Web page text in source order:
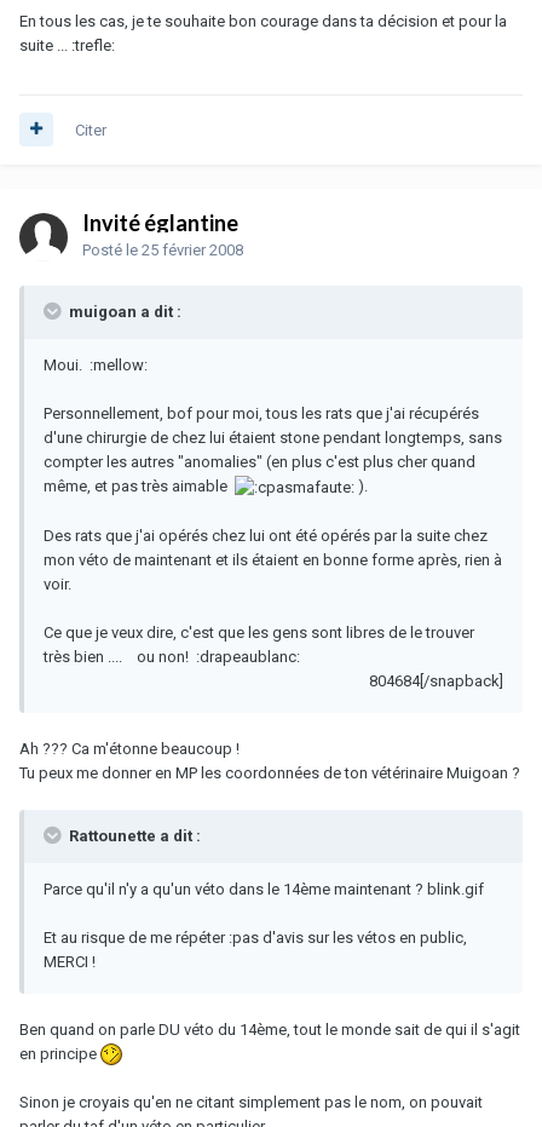
En tous les cas, je te souhaite bon courage dans ta décision et pour la
suite ... :trefle:
Citer
Invité églantine
Posté le 25 février 2008
muigoan a dit :
Moui. :mellow:
Personnellement, bof pour moi, tous les rats que j'ai récupérés
d'une chirurgie de chez lui étaient stone pendant longtemps, sans
compter les autres "anomalies" (en plus c'est plus cher quand
même, et pas très aimable
).
Des rats que j'ai opérés chez lui ont été opérés par la suite chez
mon véto de maintenant et ils étaient en bonne forme après, rien à
voir.
Ce que je veux dire, c'est que les gens sont libres de le trouver
très bien .... ou non! :drapeaublanc:
804684[/snapback]
Ah ??? Ca m'étonne beaucoup !
Tu peux me donner en MP les coordonnées de ton vétérinaire Muigoan ?
Rattounette a dit :
Parce qu'il n'y a qu'un véto dans le 14ème maintenant ? blink.gif
Et au risque de me répéter :pas d'avis sur les vétos en public,
MERCI !
Ben quand on parle DU véto du 14ème, tout le monde sait de qui il s'agit
en principe
Sinon je croyais qu'en ne citant simplement pas le nom, on pouvait